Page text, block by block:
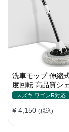
洗車モップ 伸縮
度回転 高品質シ
付け防止 車用ブラ
スズキ ワゴンR対応
¥ 4,150 (税込)